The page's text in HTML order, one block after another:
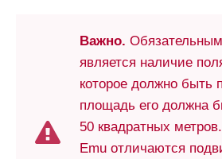
Важно.
является наличие
которое должно быть
площадь его должна
50 квадратных
Emu отличаются